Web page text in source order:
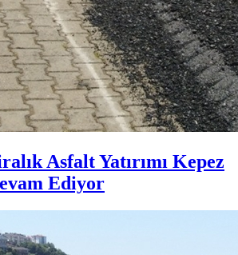
Asfalt Yatırımı Kepez
Ediyor